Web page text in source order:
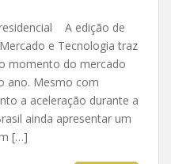
A edição de
e Tecnologia traz
momento do mercado
ano. Mesmo com
a aceleração durante a
ainda apresentar um
[…]